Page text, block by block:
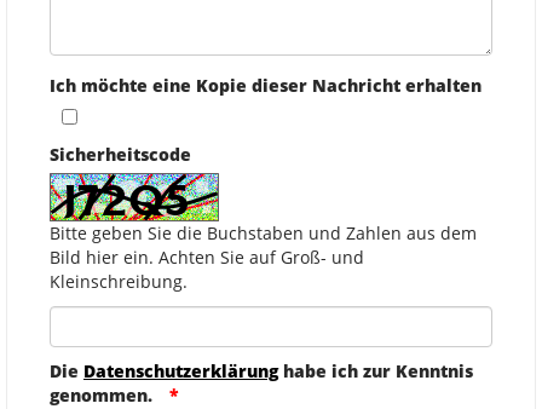
Ich möchte eine Kopie dieser Nachricht erhalten
Sicherheitscode
Bitte geben Sie die Buchstaben und Zahlen aus dem
Bild hier ein. Achten Sie auf Groß- und
Kleinschreibung.
Die Datenschutzerklärunghabe ich zur Kenntnis
genommen.